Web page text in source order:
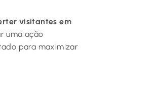
visitantes em
uma ação
para maximizar